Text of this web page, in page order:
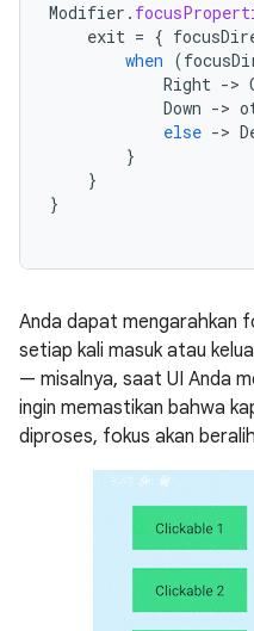
Modifier .
exit = {
when (
Right ->
Down ->
else ->
}
}
}
Anda dapat mengarahkan
setiap kali masuk atau
— misalnya, saat UI Anda
ingin memastikan bahwa
diproses, fokus akan